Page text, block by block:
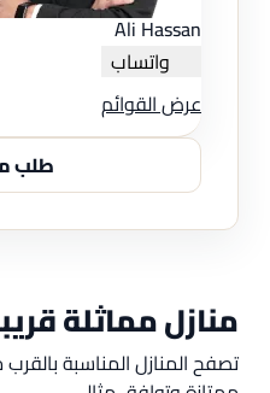
Ali Hassan
واتساب
عرض القوائم
طلب
منازل مماثلة
تصفح المنازل المناسبة